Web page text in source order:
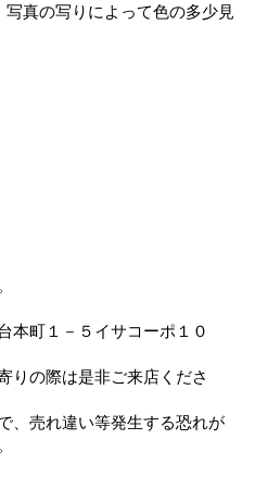
真の写りによって色の多少見
本町１－５イサコーポ１０
りの際は是非ご来店くださ
、売れ違い等発生する恐れが